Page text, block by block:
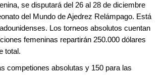
se disputará del 26 al 28 de diciembre
del Mundo de Ajedrez Relámpago. Está
Los torneos absolutos cuentan
femeninas repartirán 250.000 dólares
total.
competiones absolutas y 150 para las